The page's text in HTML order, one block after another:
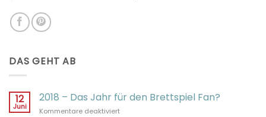
DAS GEHT AB
12
Juni
2018 – Das Jahr für den Brettspiel Fan?
Kommentare deaktiviertfür